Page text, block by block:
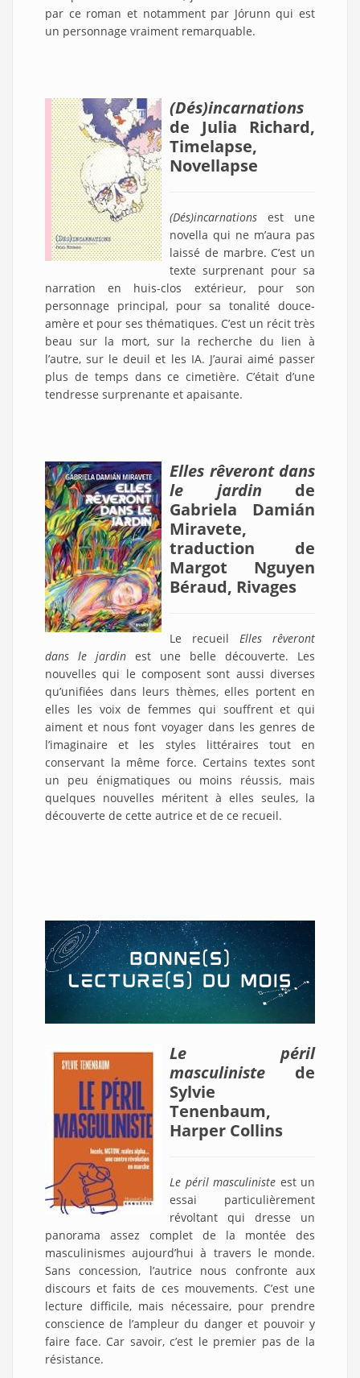
par ce roman et notamment par Jórunn qui est
un personnage vraiment remarquable.
(Dés)incarnations
de Julia Richard,
Timelapse,
Novellapse
(Dés)incarnations est une
novella qui ne m’aura pas
laissé de marbre. C’est un
texte surprenant pour sa
narration en huis-clos extérieur, pour son
personnage principal, pour sa tonalité douce-
amère et pour ses thématiques. C’est un récit très
beau sur la mort, sur la recherche du lien à
l’autre, sur le deuil et les IA. J’aurai aimé passer
plus de temps dans ce cimetière. C’était d’une
tendresse surprenante et apaisante.
Elles rêveront dans
le jardin de
Gabriela Damián
Miravete,
traduction de
Margot Nguyen
Béraud, Rivages
Le recueil Elles rêveront
dans le jardin est une belle découverte. Les
nouvelles qui le composent sont aussi diverses
qu’unifiées dans leurs thèmes, elles portent en
elles les voix de femmes qui souffrent et qui
aiment et nous font voyager dans les genres de
l’imaginaire et les styles littéraires tout en
conservant la même force. Certains textes sont
un peu énigmatiques ou moins réussis, mais
quelques nouvelles méritent à elles seules, la
découverte de cette autrice et de ce recueil.
Le péril
masculiniste de
Sylvie
Tenenbaum,
Harper Collins
Le péril masculiniste est un
essai particulièrement
révoltant qui dresse un
panorama assez complet de la montée des
masculinismes aujourd’hui à travers le monde.
Sans concession, l’autrice nous confronte aux
discours et faits de ces mouvements. C’est une
lecture difficile, mais nécessaire, pour prendre
conscience de l’ampleur du danger et pouvoir y
faire face. Car savoir, c’est le premier pas de la
résistance.